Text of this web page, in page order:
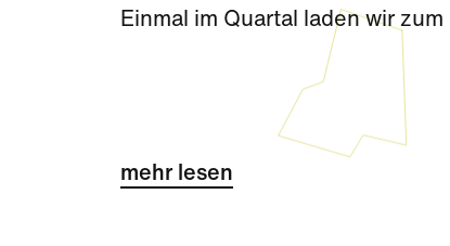
Einmal im Quartal laden wir
mehr lesen